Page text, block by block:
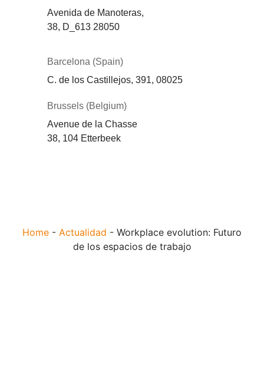
Avenida de Manoteras,
38, D_613 28050
Barcelona (Spain)
C. de los Castillejos, 391, 08025
Brussels (Belgium)
Avenue de la Chasse
38, 104 Etterbeek
Home - Actualidad - Workplace evolution: Futuro
de los espacios de trabajo